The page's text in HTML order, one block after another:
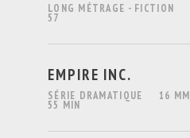
LONG MÉTRAGE - FICTION
57
EMPIRE INC.
SÉRIE DRAMATIQUE 16 MM
55 MIN